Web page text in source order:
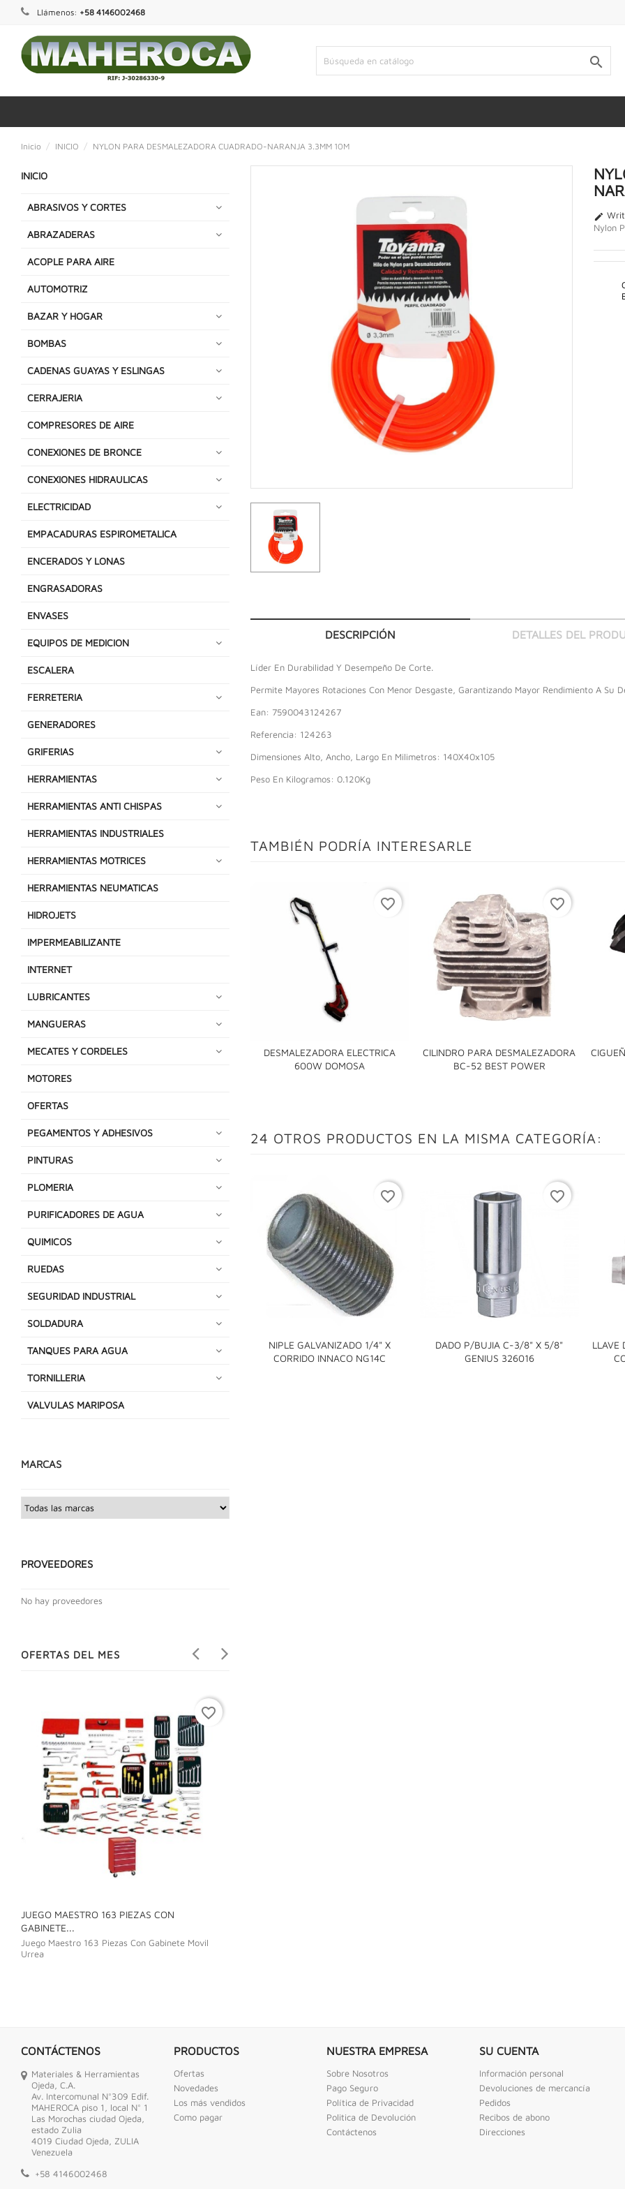
Llámenos: +58 4146002468

Inicio INICIO NYLON PARA DESMALEZADORA CUADRADO-NARANJA 3.3MM 10M
INICIO
ABRASIVOS Y CORTES
ABRAZADERAS
ACOPLE PARA AIRE
AUTOMOTRIZ
BAZAR Y HOGAR
BOMBAS
CADENAS GUAYAS Y ESLINGAS
CERRAJERIA
COMPRESORES DE AIRE
CONEXIONES DE BRONCE
CONEXIONES HIDRAULICAS
ELECTRICIDAD
EMPACADURAS ESPIROMETALICA
ENCERADOS Y LONAS
ENGRASADORAS
ENVASES
EQUIPOS DE MEDICION
ESCALERA
FERRETERIA
GENERADORES
GRIFERIAS
HERRAMIENTAS
HERRAMIENTAS ANTI CHISPAS
HERRAMIENTAS INDUSTRIALES
HERRAMIENTAS MOTRICES
HERRAMIENTAS NEUMATICAS
HIDROJETS
IMPERMEABILIZANTE
INTERNET
LUBRICANTES
MANGUERAS
MECATES Y CORDELES
MOTORES
OFERTAS
PEGAMENTOS Y ADHESIVOS
PINTURAS
PLOMERIA
PURIFICADORES DE AGUA
QUIMICOS
RUEDAS
SEGURIDAD INDUSTRIAL
SOLDADURA
TANQUES PARA AGUA
TORNILLERIA
VALVULAS MARIPOSA
MARCAS
PROVEEDORES
No hay proveedores
OFERTAS DEL MES
JUEGO MAESTRO 163 PIEZAS CON
GABINETE...
Juego Maestro 163 Piezas Con Gabinete Movil
Urrea
favorite_border

Nylon
DESCRIPCIÓN DETALLES DEL
Líder En Durabilidad Y Desempeño De Corte.
Permite Mayores Rotaciones Con Menor Desgaste, Garantizando Mayor Rendimiento A Su
Ean: 7590043124267
Referencia: 124263
Dimensiones Alto, Ancho, Largo En Milimetros: 140X40x105
Peso En Kilogramos: 0.120Kg
TAMBIÉN PODRÍA INTERESARLE
DESMALEZADORA ELECTRICA
600W DOMOSA

favorite_border
CILINDRO PARA DESMALEZADORA
BC-52 BEST POWER

favorite_border
24 OTROS PRODUCTOS EN LA MISMA CATEGORÍA:
NIPLE GALVANIZADO 1/4" X
CORRIDO INNACO NG14C

favorite_border
DADO P/BUJIA C-3/8" X 5/8"
GENIUS 326016

favorite_border
LLAVE
CONTÁCTENOS
Materiales & Herramientas
Ojeda, C.A.
Av. Intercomunal N°309 Edif.
MAHEROCA piso 1, local N° 1
Las Morochas ciudad Ojeda,
estado Zulia
4019 Ciudad Ojeda, ZULIA
Venezuela
+58 4146002468
PRODUCTOS
Ofertas
Novedades
Los más vendidos
Como pagar
NUESTRA EMPRESA
Sobre Nosotros
Pago Seguro
Política de Privacidad
Politica de Devolución
Contáctenos
SU CUENTA
Información personal
Devoluciones de mercancía
Pedidos
Recibos de abono
Direcciones